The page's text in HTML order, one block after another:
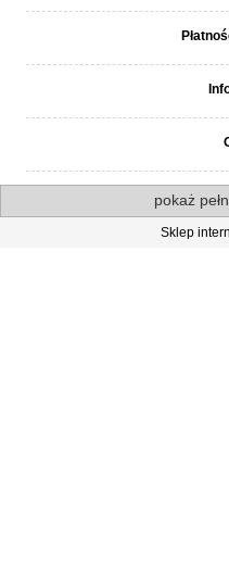
pokaż
Sklep